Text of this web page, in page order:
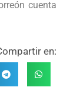
cuenta
en: